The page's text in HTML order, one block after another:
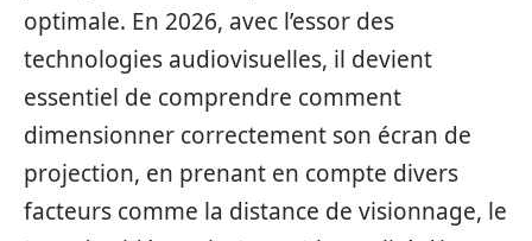
optimale. En 2026, avec l’essor des
technologies audiovisuelles, il devient
essentiel de comprendre comment
dimensionner correctement son écran de
projection, en prenant en compte divers
facteurs comme la distance de visionnage, le